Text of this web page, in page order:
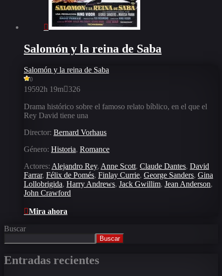
Salomón y la reina de Saba
Salomón y la reina de Saba
0
19592h 19m 326
Drama histórico sobre el famoso relato bíblico, en el que el
Rey David tiene una
Director: Bernard Vorhaus
Género: Historia, Romance
Actores: Alejandro Rey, Anne Scott, Claude Dantes, David
Farrar, Félix de Pomés, Finlay Currie, George Sanders, Gina
Lollobrigida, Harry Andrews, Jack Gwillim, Jean Anderson,
John Crawford
Mira ahora
Buscar
Buscar
Entradas recientes